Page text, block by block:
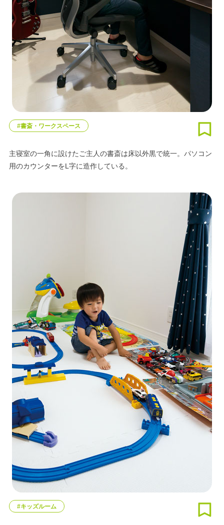
#書斎・ワークスペース
主寝室の一角に設けたご主人の書斎は床以外黒で統一。パソコン
用のカウンターをL字に造作している。
#キッズルーム